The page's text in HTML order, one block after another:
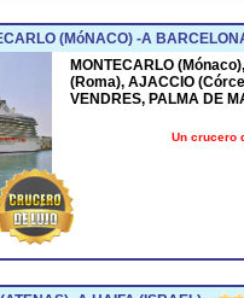
(MóNACO) -A
MONTECARLO
(Roma), AJACCIO
VENDRES, PALMA DE
Un crucero